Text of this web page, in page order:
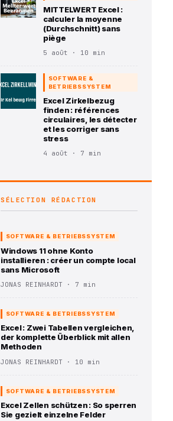
MITTELWERT Excel :
calculer la moyenne
(Durchschnitt) sans
piège
5 août · 10 min
SOFTWARE &
BETRIEBSSYSTEM
Excel Zirkelbezug
finden : références
circulaires, les détecter
et les corriger sans
stress
4 août · 7 min
SÉLECTION RÉDACTION
SOFTWARE & BETRIEBSSYSTEM
Windows 11 ohne Konto
installieren : créer un compte local
sans Microsoft
JONAS REINHARDT · 7 min
SOFTWARE & BETRIEBSSYSTEM
Excel : Zwei Tabellen vergleichen,
der komplette Überblick mit allen
Methoden
JONAS REINHARDT · 10 min
SOFTWARE & BETRIEBSSYSTEM
Excel Zellen schützen : So sperren
Sie gezielt einzelne Felder